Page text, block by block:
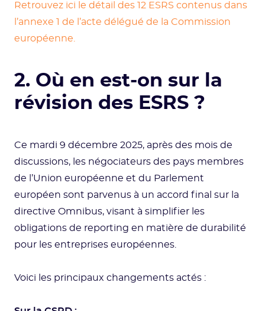
Retrouvez ici le détail des 12 ESRS contenus dans
l’annexe 1 de l’acte délégué de la Commission
européenne.
2. Où en est-on sur la
révision des ESRS ?
Ce mardi 9 décembre 2025, après des mois de
discussions, les négociateurs des pays membres
de l’Union européenne et du Parlement
européen sont parvenus à un accord final sur la
directive Omnibus, visant à simplifier les
obligations de reporting en matière de durabilité
pour les entreprises européennes.
Voici les principaux changements actés :